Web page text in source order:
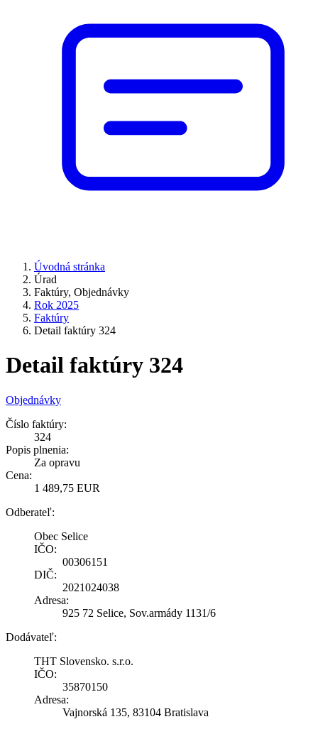
Úvodná stránka
Úrad
Faktúry, Objednávky
Rok 2025
Faktúry
Detail faktúry 324
Detail faktúry 324
Objednávky
Číslo faktúry:
324
Popis plnenia:
Za opravu
Cena:
1 489,75 EUR
Odberateľ:
Obec Selice
IČO:
00306151
DIČ:
2021024038
Adresa:
925 72 Selice, Sov.armády 1131/6
Dodávateľ:
THT Slovensko. s.r.o.
IČO:
35870150
Adresa:
Vajnorská 135, 83104 Bratislava